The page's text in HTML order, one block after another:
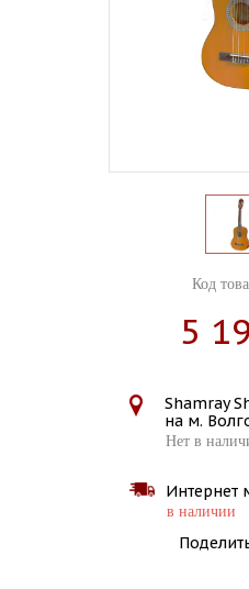
Код
5
Shamray
на м.
Нет в
Интернет
в наличии